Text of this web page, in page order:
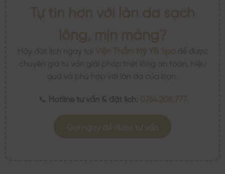
Hãy đặt lịch ngay tại
để được
chuyên gia tư vấn giải pháp triệt lông an toàn, hiệu
quả và phù hợp với làn da của bạn.
📞 Hotline tư vấn & đặt lịch: